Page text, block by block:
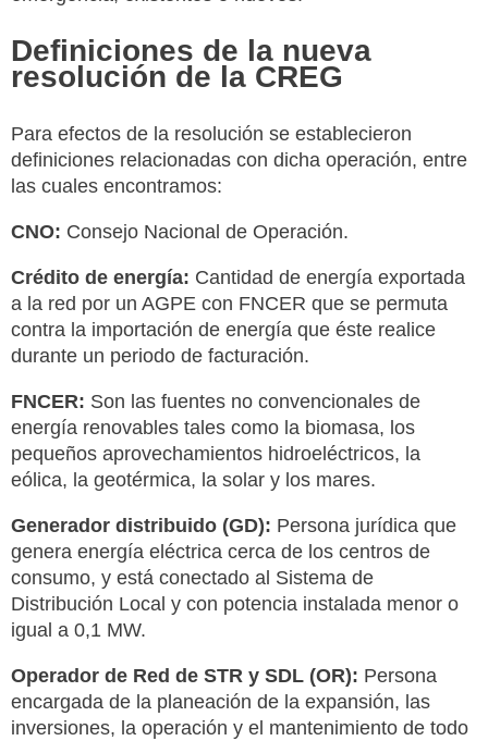
Definiciones de la nueva
resolución de la CREG
Para efectos de la resolución se establecieron
definiciones relacionadas con dicha operación, entre
las cuales encontramos:
CNO: Consejo Nacional de Operación.
Crédito de energía: Cantidad de energía exportada
a la red por un AGPE con FNCER que se permuta
contra la importación de energía que éste realice
durante un periodo de facturación.
FNCER: Son las fuentes no convencionales de
energía renovables tales como la biomasa, los
pequeños aprovechamientos hidroeléctricos, la
eólica, la geotérmica, la solar y los mares.
Generador distribuido (GD): Persona jurídica que
genera energía eléctrica cerca de los centros de
consumo, y está conectado al Sistema de
Distribución Local y con potencia instalada menor o
igual a 0,1 MW.
Operador de Red de STR y SDL (OR): Persona
encargada de la planeación de la expansión, las
inversiones, la operación y el mantenimiento de todo